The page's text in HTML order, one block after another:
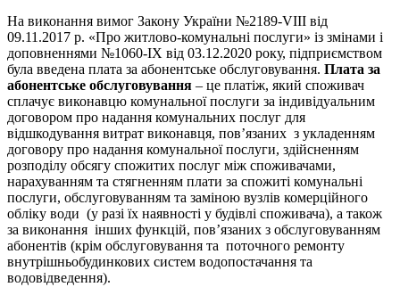
На виконання вимог Закону України №2189-VIII від
09.11.2017 р. «Про житлово-комунальні послуги» із змінами і
доповненнями №1060-IX від 03.12.2020 року, підприємством
була введена плата за абонентське обслуговування. Плата за
абонентське обслуговування – це платіж, який споживач
сплачує виконавцю комунальної послуги за індивідуальним
договором про надання комунальних послуг для
відшкодування витрат виконавця, пов’язаних з укладенням
договору про надання комунальної послуги, здійсненням
розподілу обсягу спожитих послуг між споживачами,
нарахуванням та стягненням плати за спожиті комунальні
послуги, обслуговуванням та заміною вузлів комерційного
обліку води (у разі їх наявності у будівлі споживача), а також
за виконання інших функцій, пов’язаних з обслуговуванням
абонентів (крім обслуговування та поточного ремонту
внутрішньобудинкових систем водопостачання та
водовідведення).